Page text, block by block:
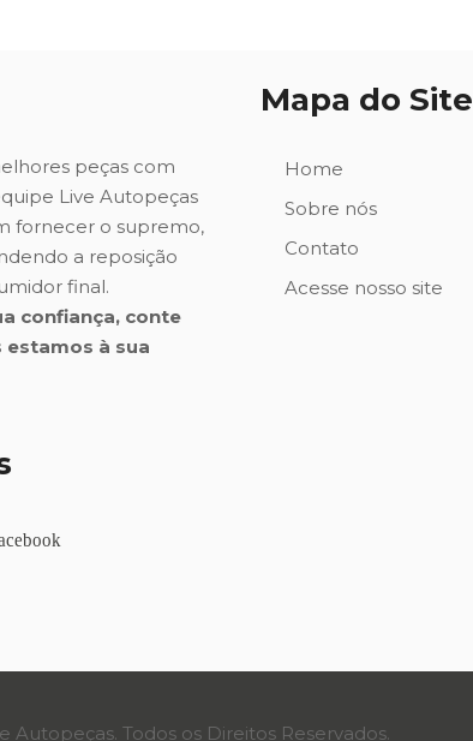
peças com
Live Autopeças
fornecer o supremo,
a reposição
final.
confiança, conte
estamos à sua
Mapa do Site
Home
Sobre nós
Contato
Acesse nosso site
Autopeças. Todos os Direitos Reservados.